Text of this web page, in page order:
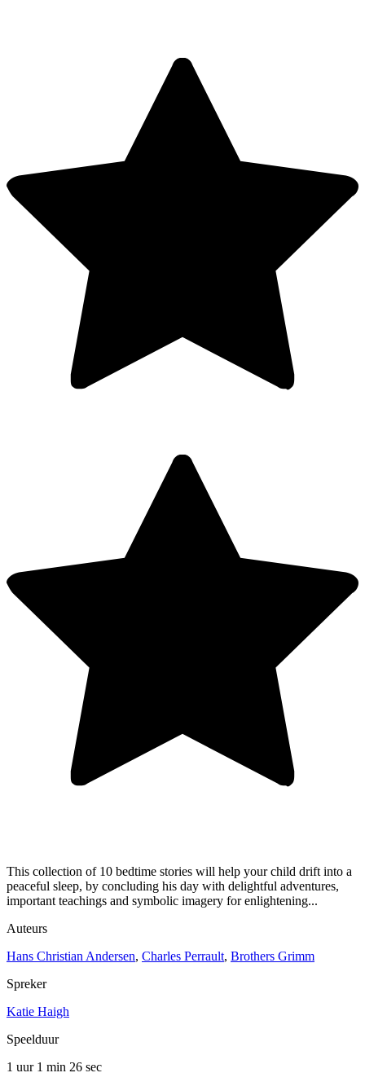
This collection of 10 bedtime stories will help your child drift into a
peaceful sleep, by concluding his day with delightful adventures,
important teachings and symbolic imagery for enlightening...
Auteurs
Hans Christian Andersen, Charles Perrault, Brothers Grimm
Spreker
Katie Haigh
Speelduur
1 uur 1 min 26 sec